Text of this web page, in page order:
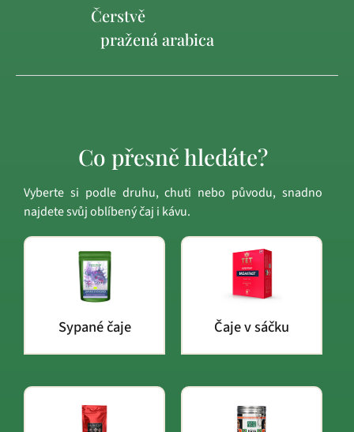
Čerstvě
pražená arabica
Co přesně hledáte?
Vyberte si podle druhu, chuti nebo původu, snadno
najdete svůj oblíbený čaj i kávu.
Sypané čaje Čaje v sáčku